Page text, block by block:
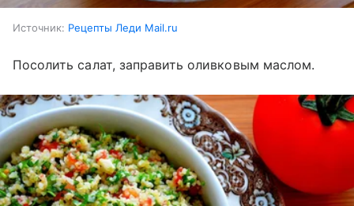
Источник: Рецепты Леди Mail.ru
Посолить салат, заправить оливковым маслом.